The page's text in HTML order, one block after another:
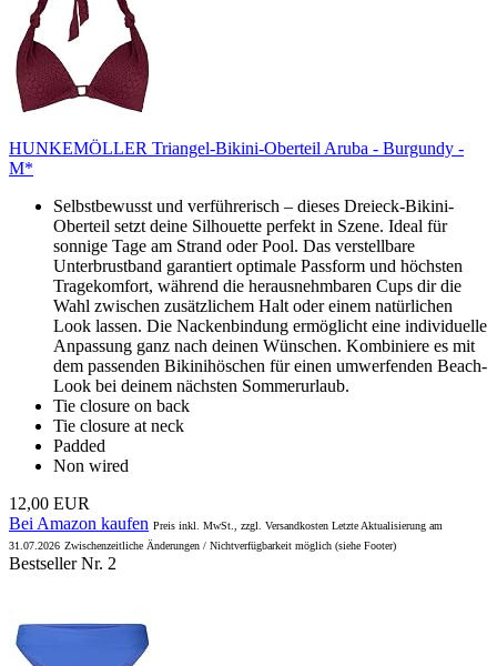
HUNKEMÖLLER Triangel-Bikini-Oberteil Aruba - Burgundy -
M*
Selbstbewusst und verführerisch – dieses Dreieck-Bikini-
Oberteil setzt deine Silhouette perfekt in Szene. Ideal für
sonnige Tage am Strand oder Pool. Das verstellbare
Unterbrustband garantiert optimale Passform und höchsten
Tragekomfort, während die herausnehmbaren Cups dir die
Wahl zwischen zusätzlichem Halt oder einem natürlichen
Look lassen. Die Nackenbindung ermöglicht eine individuelle
Anpassung ganz nach deinen Wünschen. Kombiniere es mit
dem passenden Bikinihöschen für einen umwerfenden Beach-
Look bei deinem nächsten Sommerurlaub.
Tie closure on back
Tie closure at neck
Padded
Non wired
12,00 EUR
Bei Amazon kaufen Preis inkl. MwSt., zzgl. Versandkosten Letzte Aktualisierung am
31.07.2026 Zwischenzeitliche Änderungen / Nichtverfügbarkeit möglich (siehe Footer)
Bestseller Nr. 2